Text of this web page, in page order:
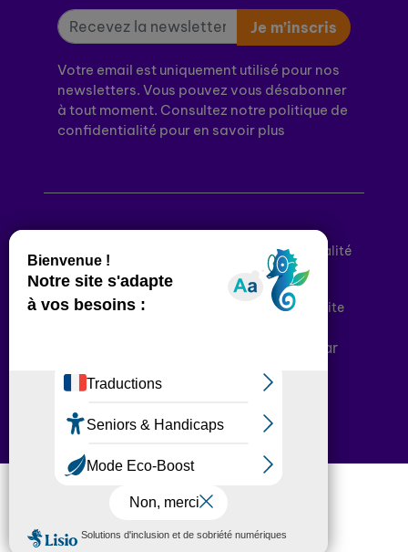
Je m’inscris
Votre email est uniquement utilisé pour nos
newsletters. Vous pouvez vous désabonner
à tout moment. Consultez notre politique de
confidentialité pour en savoir plus
Mentions légales
Politique de confidentialité
Conditions générales d’utilisation
Déclaration d’accessibilité
Plan du site
Plateforme développée en France par